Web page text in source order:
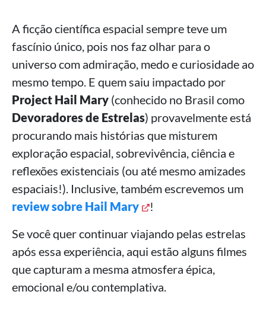
A ficção científica espacial sempre teve um
fascínio único, pois nos faz olhar para o
universo com admiração, medo e curiosidade ao
mesmo tempo. E quem saiu impactado por
Project Hail Mary (conhecido no Brasil como
Devoradores de Estrelas) provavelmente está
procurando mais histórias que misturem
exploração espacial, sobrevivência, ciência e
reflexões existenciais (ou até mesmo amizades
espaciais!). Inclusive, também escrevemos um
review sobre Hail Mary
!
Se você quer continuar viajando pelas estrelas
após essa experiência, aqui estão alguns filmes
que capturam a mesma atmosfera épica,
emocional e/ou contemplativa.